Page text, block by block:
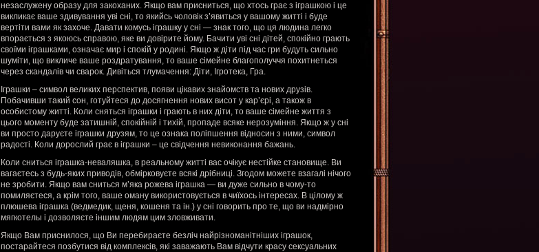
незаслужену образу для закоханих. Якщо вам присниться, що хтось грає з іграшкою і це
викликає ваше здивування уві сні, то якийсь чоловік з’явиться у вашому житті і буде
вертіти вами як захоче. Давати комусь іграшку у сні — знак того, що ця людина легко
впорається з якоюсь справою, яке ви довірите йому. Бачити уві сні дітей, спокійно грають
своїми іграшками, означає мир і спокій у родині. Якщо ж діти під час гри будуть сильно
шуміти, що викличе ваше роздратування, то ваше сімейне благополуччя похитнеться
через скандалів чи сварок. Дивіться тлумачення: Діти, Ігротека, Гра.
Іграшки – символ великих перспектив, появи цікавих знайомств та нових друзів.
Побачивши такий сон, готуйтеся до досягнення нових висот у кар’єрі, а також в
особистому житті. Коли сняться іграшки і грають в них діти, то ваше сімейне життя з
цього моменту буде затишній, спокійній і тихій, пропаде всяке нерозуміння. Якщо ж у сні
ви просто даруєте іграшки друзям, то це ознака поліпшення відносин з ними, символ
радості. Коли дорослий грає в іграшки – це свідчення невиконання бажань.
Коли сниться іграшка-неваляшка, в реальному житті вас очікує нестійке становище. Ви
вагаєтесь з будь-яких приводів, обмірковуєте всякі дрібниці. Згодом можете взагалі нічого
не зробити. Якщо вам сниться м’яка рожева іграшка — ви дуже сильно в чому-то
помиляєтеся, а крім того, ваше оману використовується в чиїхось інтересах. В цілому ж
плюшева іграшка (ведмедик, щеня, кошеня та ін.) у сні говорить про те, що ви надмірно
мягкотелы і дозволяєте іншим людям цим зловживати.
Якщо Вам приснилося, що Ви перебираєте безліч найрізноманітніших іграшок,
постарайтеся позбутися від комплексів, які заважають Вам відчути красу сексуальних